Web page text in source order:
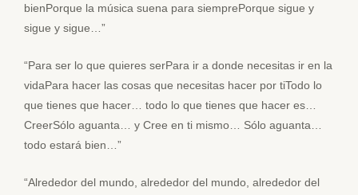
bienPorque la música suena para siemprePorque sigue y
sigue y sigue…”
“Para ser lo que quieres serPara ir a donde necesitas ir en la
vidaPara hacer las cosas que necesitas hacer por tiTodo lo
que tienes que hacer… todo lo que tienes que hacer es…
CreerSólo aguanta… y Cree en ti mismo… Sólo aguanta…
todo estará bien…”
“Alrededor del mundo, alrededor del mundo, alrededor del